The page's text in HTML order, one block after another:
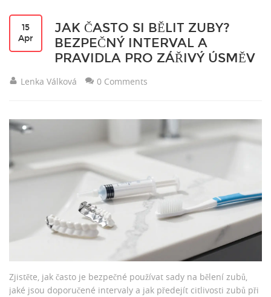
15
Apr
JAK ČASTO SI BĚLIT ZUBY?
BEZPEČNÝ INTERVAL A
PRAVIDLA PRO ZÁŘIVÝ ÚSMĚV
Lenka Válková 0 Comments
Zjistěte, jak často je bezpečné používat sady na bělení zubů,
jaké jsou doporučené intervaly a jak předejít citlivosti zubů při